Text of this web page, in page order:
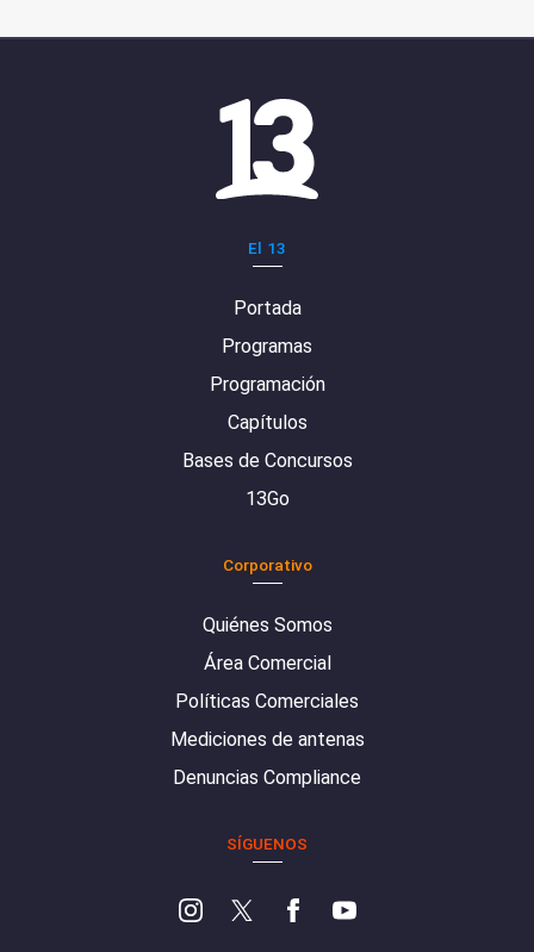
El 13
Portada
Programas
Programación
Capítulos
Bases de Concursos
13Go
Corporativo
Quiénes Somos
Área Comercial
Políticas Comerciales
Mediciones de antenas
Denuncias Compliance
SÍGUENOS